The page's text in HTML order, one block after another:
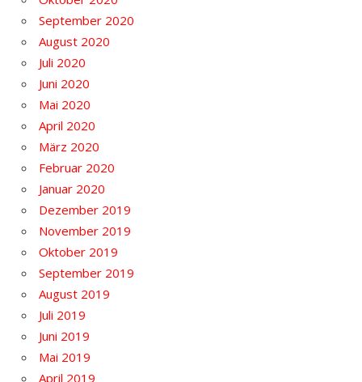
September 2020
August 2020
Juli 2020
Juni 2020
Mai 2020
April 2020
März 2020
Februar 2020
Januar 2020
Dezember 2019
November 2019
Oktober 2019
September 2019
August 2019
Juli 2019
Juni 2019
Mai 2019
April 2019